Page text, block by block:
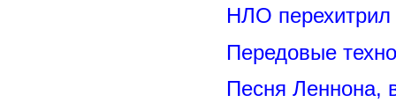
НЛО перехитрил
Передовые
Песня Леннона,